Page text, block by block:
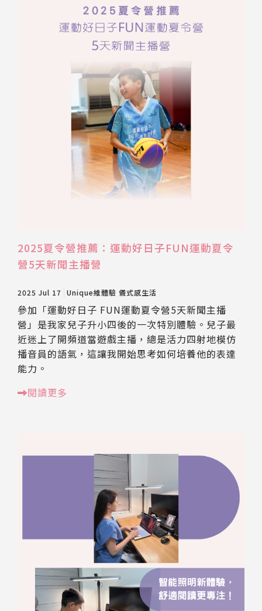
2025夏令營推薦：運動好日子FUN運動夏令
營5天新聞主播營
2025 Jul 17 Unique維體驗 儀式感生活
參加「運動好日子 FUN運動夏令營5天新聞主播
營」是我家兒子升小四後的一次特別體驗。兒子最
近迷上了開頻道當遊戲主播，總是活力四射地模仿
播音員的語氣，這讓我開始思考如何培養他的表達
能力。
閱讀更多